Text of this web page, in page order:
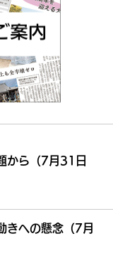
から（7月31日
きへの懸念（7月